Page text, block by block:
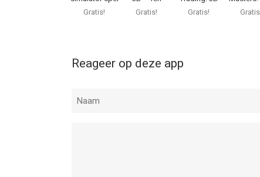
Gratis!
spelletjes
Gratis!
Pop It
Gratis!
Reageer op deze app